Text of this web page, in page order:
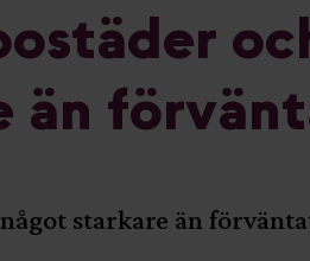
än
starkare än